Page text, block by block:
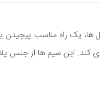
ها، یک راه مناسب